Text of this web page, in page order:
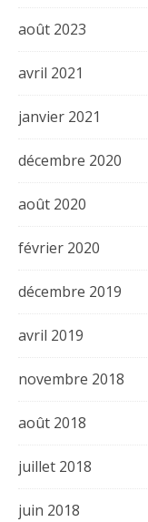
août 2023
avril 2021
janvier 2021
décembre 2020
août 2020
février 2020
décembre 2019
avril 2019
novembre 2018
août 2018
juillet 2018
juin 2018